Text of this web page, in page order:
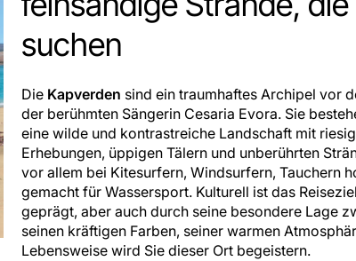
suchen
Die Kapverden sind ein traumhaftes Archipel vor
der berühmten Sängerin Cesaria Evora. Sie
eine wilde und kontrastreiche Landschaft mit
Erhebungen, üppigen Tälern und unberührten
vor allem bei Kitesurfern, Windsurfern, Tauchern
gemacht für Wassersport. Kulturell ist das
geprägt, aber auch durch seine besondere Lage
seinen kräftigen Farben, seiner warmen
Lebensweise wird Sie dieser Ort begeistern.